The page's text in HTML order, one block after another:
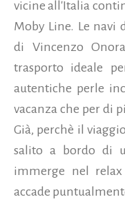
vicine all'Italia
Moby Line. Le navi
di Vincenzo
trasporto ideale
autentiche perle
vacanza che per di
Già, perchè il
salito a bordo di
immerge nel
accade